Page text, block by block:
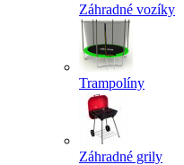
Záhradné vozíky
Trampolíny
Záhradné grily